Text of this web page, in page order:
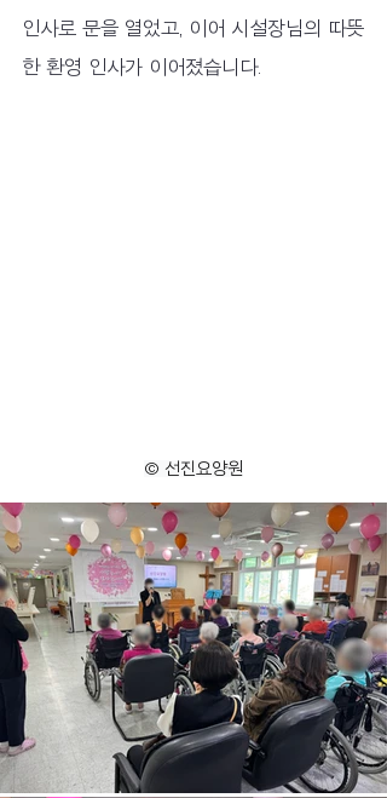
인사로 문을 열었고, 이어 시설장님의 따뜻
한 환영 인사가 이어졌습니다.
© 선진요양원